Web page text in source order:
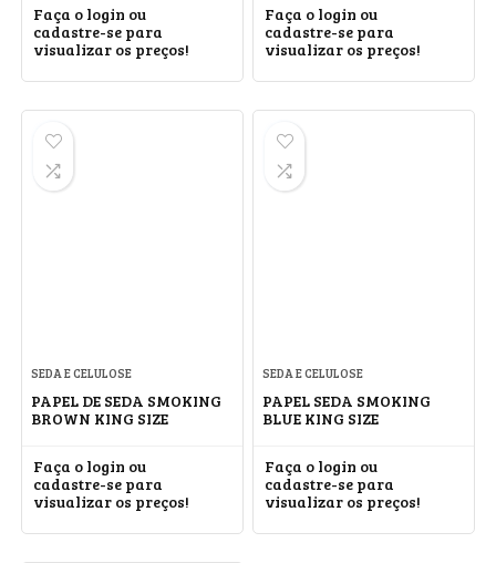
Faça o login ou
cadastre-se para
visualizar os preços!
Faça o login ou
cadastre-se para
visualizar os preços!
SEDA E CELULOSE
PAPEL DE SEDA SMOKING
BROWN KING SIZE
Faça o login ou
cadastre-se para
visualizar os preços!
SEDA E CELULOSE
PAPEL SEDA SMOKING
BLUE KING SIZE
Faça o login ou
cadastre-se para
visualizar os preços!